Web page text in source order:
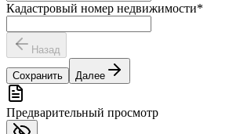
Кадастровый номер недвижимости*
Назад
Сохранить Далее
Предварительный просмотр